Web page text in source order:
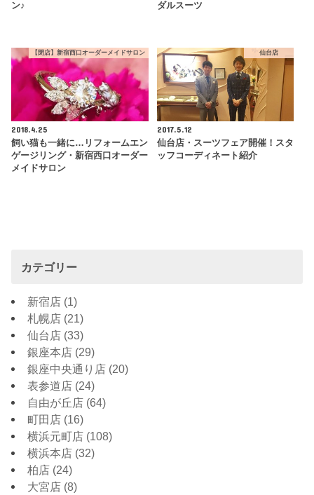
ン♪
ダルスーツ
【閉店】新宿西口オーダーメイドサロン
2018.4.25
飼い猫も一緒に…リフォームエン
ゲージリング・新宿西口オーダー
メイドサロン
仙台店
2017.5.12
仙台店・スーツフェア開催！スタ
ッフコーディネート紹介
カテゴリー
新宿店 (1)
札幌店 (21)
仙台店 (33)
銀座本店 (29)
銀座中央通り店 (20)
表参道店 (24)
自由が丘店 (64)
町田店 (16)
横浜元町店 (108)
横浜本店 (32)
柏店 (24)
大宮店 (8)